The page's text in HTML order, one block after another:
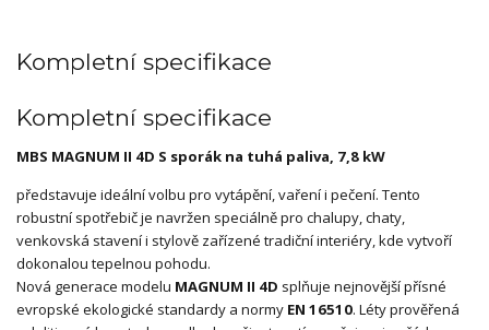
Kompletní specifikace
Kompletní specifikace
MBS MAGNUM II 4D S sporák na tuhá paliva, 7,8 kW
představuje ideální volbu pro vytápění, vaření i pečení. Tento
robustní spotřebič je navržen speciálně pro chalupy, chaty,
venkovská stavení i stylově zařízené tradiční interiéry, kde vytvoří
dokonalou tepelnou pohodu.
Nová generace modelu MAGNUM II 4D splňuje nejnovější přísné
evropské ekologické standardy a normy EN 16510. Léty prověřená